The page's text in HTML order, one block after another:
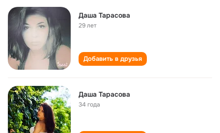
Даша Тарасова
29 лет
Добавить в друзья
Даша Тарасова
34 года